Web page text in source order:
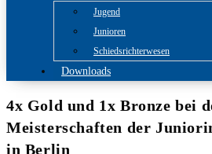
Jugend
Junioren
Schiedsrichterwesen
Downloads
4x Gold und 1x Bronze bei
Meisterschaften der
in Berlin